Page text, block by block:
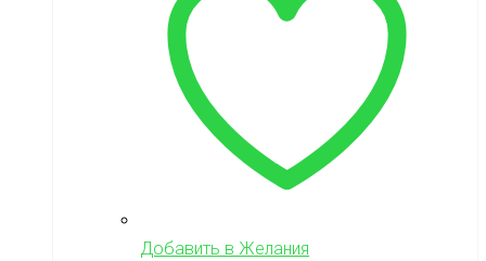
Добавить в Желания